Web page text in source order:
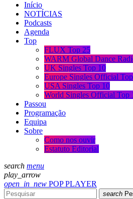
Início
NOTÍCIAS
Podcasts
Agenda
Top
FLUX Top 25
WARM Global Dance
UK Singles Top 10
Europe Singles Official
USA Singles Top 10
World Singles Official Top
Passou
Programação
Equipa
Sobre
Como nos ouvir
Estatuto Editorial
search menu
play_arrow
open_in_new POP PLAYER
search